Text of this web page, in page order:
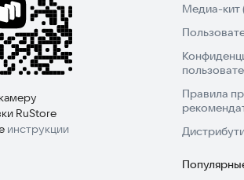
RuStore
инструкции
Медиа-кит
Правила